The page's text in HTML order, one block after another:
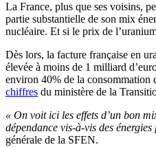
La France, plus que ses voisins,
partie substantielle de son mix
nucléaire. Et si le prix de
Dès lors, la facture française en
élevée à moins de 1 milliard
environ 40% de la consommation
chiffres du ministère de la
« On voit ici les effets d’un bon
dépendance vis-à-vis des énergies
générale de la SFEN.